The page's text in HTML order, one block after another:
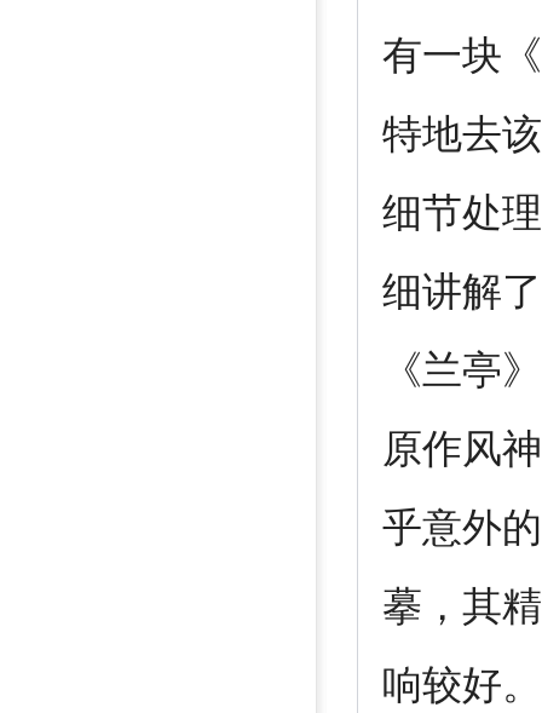
有一块
特地去
细节处
细讲解
《兰亭
原作风
乎意外
摹，其
响较好